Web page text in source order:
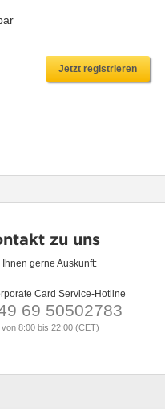
Jetzt registrieren
zu uns
gerne Auskunft:
Card Service-Hotline
69 50502783
von 8:00 bis 22:00 (CET)